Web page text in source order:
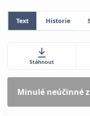
Text Historie
Stáhnout
Minulé neúčinné